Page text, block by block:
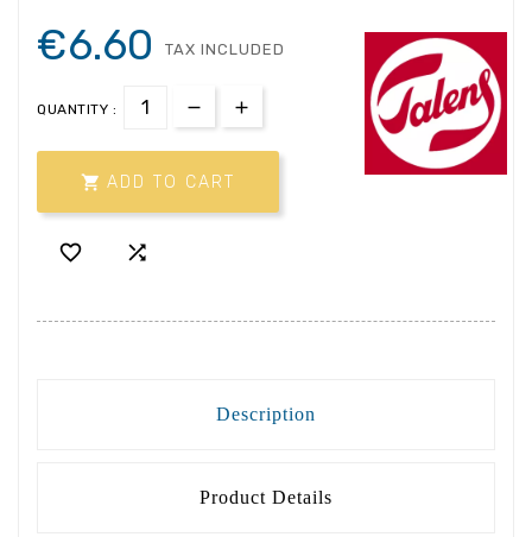
€6.60 TAX INCLUDED
QUANTITY :
 ADD TO CART
 
Description
Product Details